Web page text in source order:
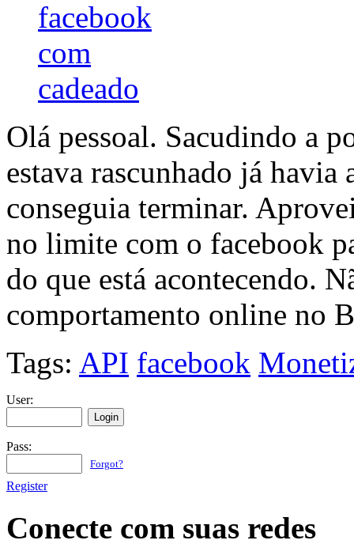
Olá pessoal. Sacudindo a
estava rascunhado já
conseguia terminar.
no limite com o facebook
do que está acontecendo.
comportamento online no
Tags: API facebook
User:
Pass:
Forgot?
Register
Conecte com suas redes